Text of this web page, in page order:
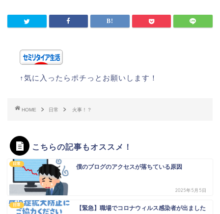
↑気に入ったらポチっとお願いします！
HOME 日常 火事！？
こちらの記事もオススメ！
日常 僕のブログのアクセスが落ちている原因
2025年5月5日
日常 【緊急】職場でコロナウィルス感染者が出ました